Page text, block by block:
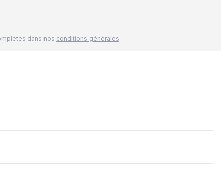
dans nos conditions générales.